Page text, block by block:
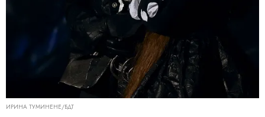
ИРИНА ТУМИНЕНЕ/БДТ